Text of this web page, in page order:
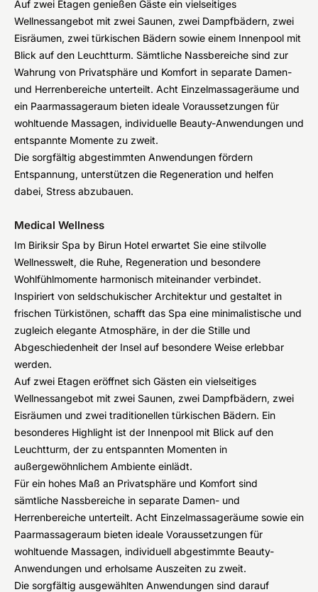
Auf zwei Etagen genießen Gäste ein vielseitiges
Wellnessangebot mit zwei Saunen, zwei Dampfbädern, zwei
Eisräumen, zwei türkischen Bädern sowie einem Innenpool mit
Blick auf den Leuchtturm. Sämtliche Nassbereiche sind zur
Wahrung von Privatsphäre und Komfort in separate Damen-
und Herrenbereiche unterteilt. Acht Einzelmassageräume und
ein Paarmassageraum bieten ideale Voraussetzungen für
wohltuende Massagen, individuelle Beauty-Anwendungen und
entspannte Momente zu zweit.
Die sorgfältig abgestimmten Anwendungen fördern
Entspannung, unterstützen die Regeneration und helfen
dabei, Stress abzubauen.
Medical Wellness
Im Biriksir Spa by Birun Hotel erwartet Sie eine stilvolle
Wellnesswelt, die Ruhe, Regeneration und besondere
Wohlfühlmomente harmonisch miteinander verbindet.
Inspiriert von seldschukischer Architektur und gestaltet in
frischen Türkistönen, schafft das Spa eine minimalistische und
zugleich elegante Atmosphäre, in der die Stille und
Abgeschiedenheit der Insel auf besondere Weise erlebbar
werden.
Auf zwei Etagen eröffnet sich Gästen ein vielseitiges
Wellnessangebot mit zwei Saunen, zwei Dampfbädern, zwei
Eisräumen und zwei traditionellen türkischen Bädern. Ein
besonderes Highlight ist der Innenpool mit Blick auf den
Leuchtturm, der zu entspannten Momenten in
außergewöhnlichem Ambiente einlädt.
Für ein hohes Maß an Privatsphäre und Komfort sind
sämtliche Nassbereiche in separate Damen- und
Herrenbereiche unterteilt. Acht Einzelmassageräume sowie ein
Paarmassageraum bieten ideale Voraussetzungen für
wohltuende Massagen, individuell abgestimmte Beauty-
Anwendungen und erholsame Auszeiten zu zweit.
Die sorgfältig ausgewählten Anwendungen sind darauf